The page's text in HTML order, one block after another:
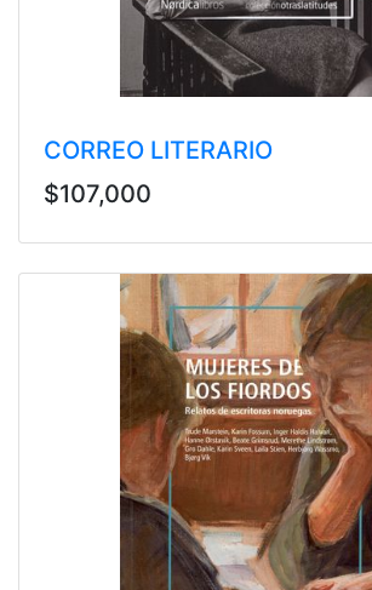
CORREO LITERARIO
$107,000